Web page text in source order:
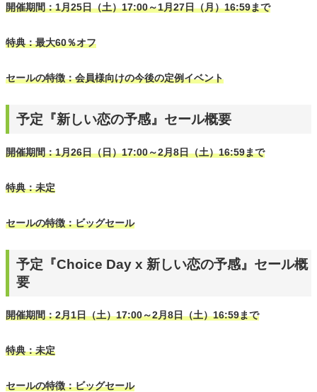
開催期間：1月25日（土）17:00～1月27日（月）16:59まで
特典：最大60％オフ
セールの特徴：会員様向けの今後の定例イベント
予定『新しい恋の予感』セール概要
開催期間：1月26日（日）17:00～2月8日（土）16:59まで
特典：未定
セールの特徴：ビッグセール
予定『Choice Day x 新しい恋の予感』セール概
要
開催期間：2月1日（土）17:00～2月8日（土）16:59まで
特典：未定
セールの特徴：ビッグセール